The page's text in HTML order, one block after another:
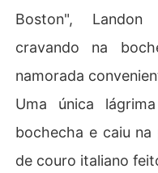
Boston",
cravando na
namorada
Uma única
bochecha e caiu
de couro italiano